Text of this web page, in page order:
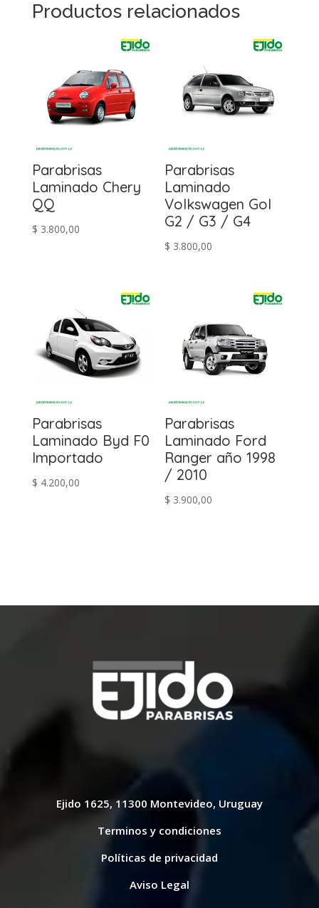
Productos relacionados
Parabrisas
Laminado Chery
QQ
$ 3.800,00
Parabrisas
Laminado
Volkswagen Gol
G2 / G3 / G4
$ 3.800,00
Parabrisas
Laminado Byd F0
Importado
$ 4.200,00
Parabrisas
Laminado Ford
Ranger año 1998
/ 2010
$ 3.900,00
Ejido 1625, 11300 Montevideo, Uruguay
Terminos y condiciones
Políticas de privacidad
Aviso Legal